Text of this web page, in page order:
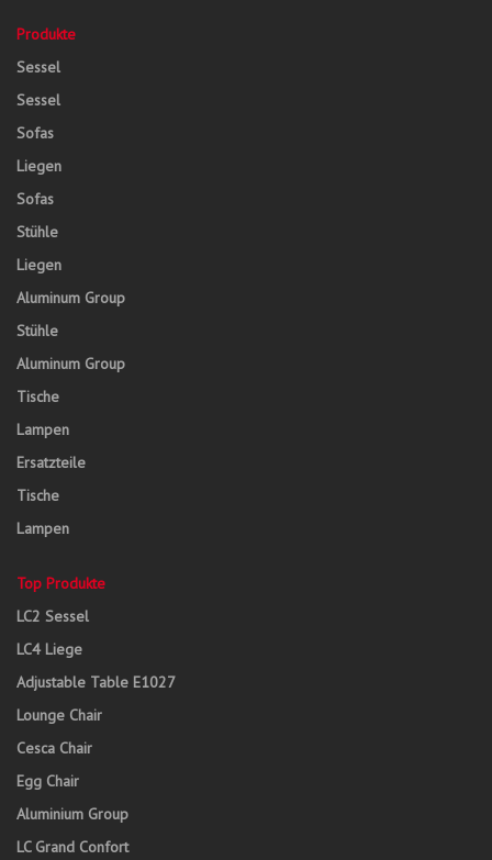
Produkte
Sessel
Sessel
Sofas
Liegen
Sofas
Stühle
Liegen
Aluminum Group
Stühle
Aluminum Group
Tische
Lampen
Ersatzteile
Tische
Lampen
Top Produkte
LC2 Sessel
LC4 Liege
Adjustable Table E1027
Lounge Chair
Cesca Chair
Egg Chair
Aluminium Group
LC Grand Confort